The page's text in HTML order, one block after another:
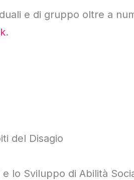
e di gruppo oltre a
.
del Disagio
lo Sviluppo di Abilità